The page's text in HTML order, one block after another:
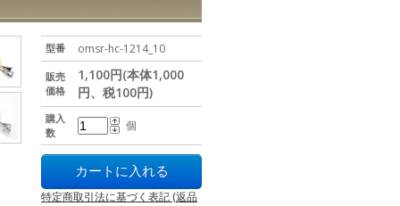
型番 omsr-hc-1214_10
販売
価格
1,100円(本体1,000
円、税100円)
購入
数
個
特定商取引法に基づく表記 (返品